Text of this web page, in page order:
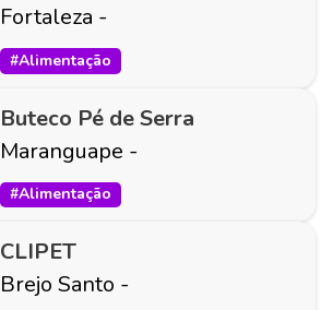
Fortaleza -
#Alimentação
Buteco Pé de Serra
Maranguape -
#Alimentação
CLIPET
Brejo Santo -